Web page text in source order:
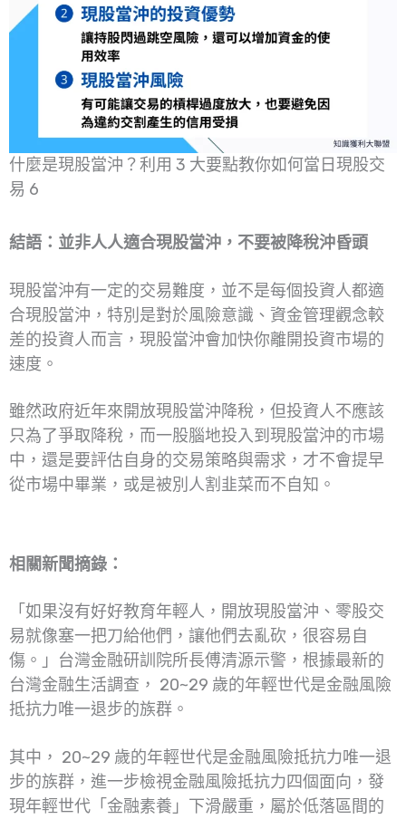
什麼是現股當沖？利用 3 大要點教你如何當日現股交
易 6
結語：並非人人適合現股當沖，不要被降稅沖昏頭
現股當沖有一定的交易難度，並不是每個投資人都適
合現股當沖，特別是對於風險意識、資金管理觀念較
差的投資人而言，現股當沖會加快你離開投資市場的
速度。
雖然政府近年來開放現股當沖降稅，但投資人不應該
只為了爭取降稅，而一股腦地投入到現股當沖的市場
中，還是要評估自身的交易策略與需求，才不會提早
從市場中畢業，或是被別人割韭菜而不自知。
相關新聞摘錄：
「如果沒有好好教育年輕人，開放現股當沖、零股交
易就像塞一把刀給他們，讓他們去亂砍，很容易自
傷。」台灣金融研訓院所長傅清源示警，根據最新的
台灣金融生活調查， 20~29 歲的年輕世代是金融風險
抵抗力唯一退步的族群。
其中， 20~29 歲的年輕世代是金融風險抵抗力唯一退
步的族群，進一步檢視金融風險抵抗力四個面向，發
現年輕世代「金融素養」下滑嚴重，屬於低落區間的